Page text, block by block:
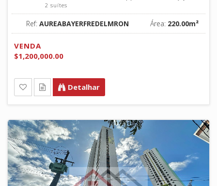
2 suítes
Ref: AUREABAYERFREDELMRON Área: 220.00m²
VENDA
$1,200,000.00
Detalhar